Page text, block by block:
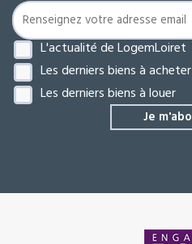
L'actualité de LogemLoiret
Les derniers biens à acheter
Les derniers biens à louer